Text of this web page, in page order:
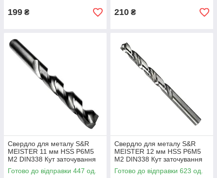
199 ₴ 210 ₴
Свердло для металу S&R
MEISTER 11 мм HSS Р6М5
М2 DIN338 Кут заточування
135 град (108801000)
Готово до відправки 447 од.
Свердло для металу S&R
MEISTER 12 мм HSS Р6М5
М2 DIN338 Кут заточування
135 град хвостовик 10 мм
(108801200)
Готово до відправки 623 од.